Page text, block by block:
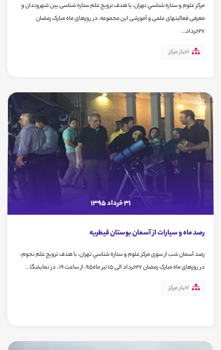
مرکز علوم و ستاره شناسي تهران، با هدف ترویج علم ستاره شناسی بین شهروندان و
معرفی فعالیتهای علمی و آموزشی این مجموعه، در روزهای ماه مبارک رمضان
27خرداد...
اخبار مرکز
31 خرداد 1395
رصد ماه و سیارات از آسمان بوستان قیطریه
رصد آسمان شب از سوی مرکز علوم و ستاره شناسي تهران، با هدف ترویج علم نجوم،
در روزهای ماه مبارک رمضان 27خرداد الی 15 تیر ماه95، از ساعت 19 ، در نمایشگا...
اخبار مرکز